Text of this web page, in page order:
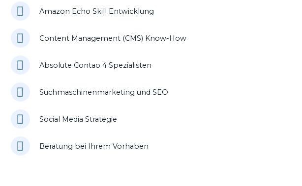
Amazon Echo Skill Entwicklung
Content Management (CMS) Know-How
Absolute Contao 4 Spezialisten
Suchmaschinenmarketing und SEO
Social Media Strategie
Beratung bei Ihrem Vorhaben